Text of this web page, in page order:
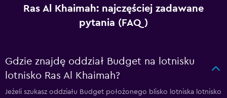
Ras Al Khaimah: najczęściej zadawane
pytania (FAQ)
Gdzie znajdę oddział Budget na lotnisku
lotnisko Ras Al Khaimah?
Jeżeli szukasz oddziału Budget położonego blisko lotniska lotnisko